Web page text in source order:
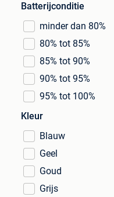
Batterijconditie
minder dan 80%
80% tot 85%
85% tot 90%
90% tot 95%
95% tot 100%
Kleur
Blauw
Geel
Goud
Grijs